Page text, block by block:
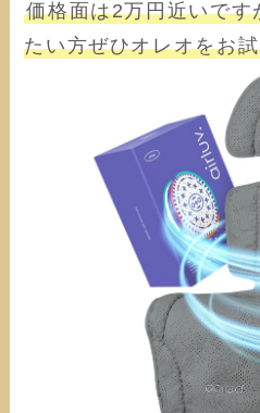
価格面は2万円近いで
たい方ぜひオレオをお